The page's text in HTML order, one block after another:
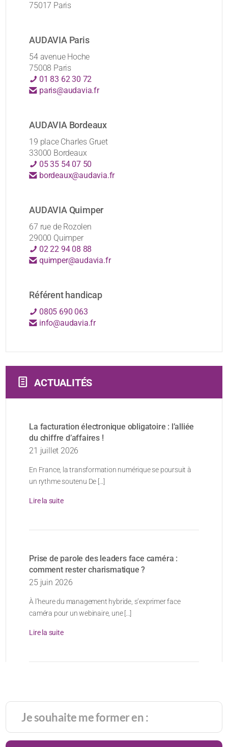
75017 Paris
AUDAVIA Paris
54 avenue Hoche
75008 Paris
01 83 62 30 72
paris@audavia.fr
AUDAVIA Bordeaux
19 place Charles Gruet
33000 Bordeaux
05 35 54 07 50
bordeaux@audavia.fr
AUDAVIA Quimper
67 rue de Rozolen
29000 Quimper
02 22 94 08 88
quimper@audavia.fr
Référent handicap
0805 690 063
info@audavia.fr
ACTUALITÉS
La facturation électronique obligatoire : l’alliée
du chiffre d’affaires !
21 juillet 2026
En France, la transformation numérique se poursuit à
un rythme soutenu De [...]
Lire la suite
Prise de parole des leaders face caméra :
comment rester charismatique ?
25 juin 2026
À l’heure du management hybride, s’exprimer face
caméra pour un webinaire, une [...]
Lire la suite